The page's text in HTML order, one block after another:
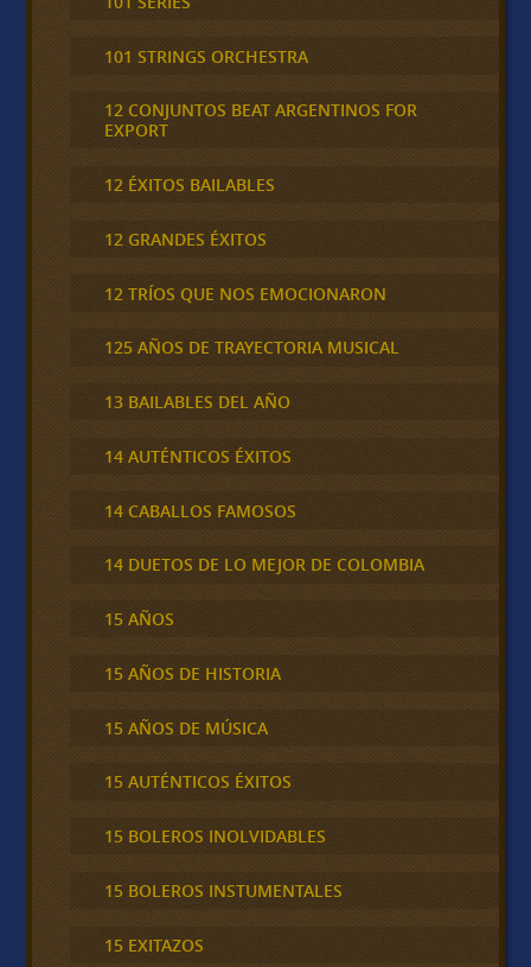
101 STRINGS ORCHESTRA
12 CONJUNTOS BEAT ARGENTINOS FOR
EXPORT
12 ÉXITOS BAILABLES
12 GRANDES ÉXITOS
12 TRÍOS QUE NOS EMOCIONARON
125 AÑOS DE TRAYECTORIA MUSICAL
13 BAILABLES DEL AÑO
14 AUTÉNTICOS ÉXITOS
14 CABALLOS FAMOSOS
14 DUETOS DE LO MEJOR DE COLOMBIA
15 AÑOS
15 AÑOS DE HISTORIA
15 AÑOS DE MÚSICA
15 AUTÉNTICOS ÉXITOS
15 BOLEROS INOLVIDABLES
15 BOLEROS INSTUMENTALES
15 EXITAZOS